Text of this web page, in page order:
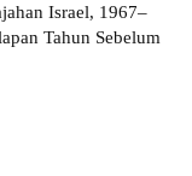
Israel, 1967–
Tahun Sebelum